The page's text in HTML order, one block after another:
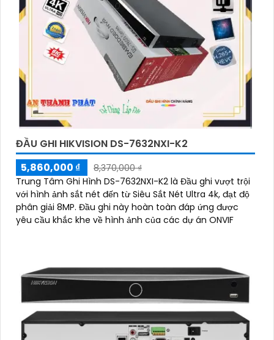
ĐẦU GHI HIKVISION DS-7632NXI-K2
5,860,000 ₫
8,370,000 ₫
Trung Tâm Ghi Hình DS-7632NXI-K2 là Đầu ghi vượt trội
với hình ảnh sắt nét đến từ Siêu Sắt Nét Ultra 4k, đạt độ
phân giải 8MP. Đầu ghi này hoàn toàn đáp ứng được
yêu cầu khắc khe về hình ảnh của các dự án ONVIF